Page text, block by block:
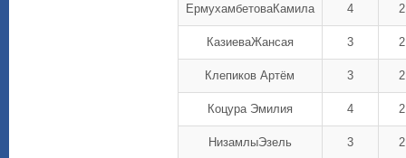
ЕрмухамбетоваКамила 4 2
КазиеваЖансая 3 2
Клепиков Артём 3 2
Коцура Эмилия 4 2
НизамлыЭзель 3 2